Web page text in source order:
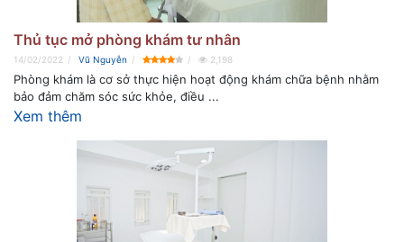
Thủ tục mở phòng khám tư nhân
14/02/2022 Vũ Nguyễn 2,198
Phòng khám là cơ sở thực hiện hoạt động khám chữa bệnh nhằm
bảo đảm chăm sóc sức khỏe, điều ...
Xem thêm